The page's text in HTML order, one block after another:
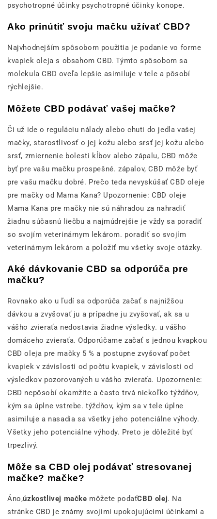
psychotropné účinky psychotropné účinky konope.
Ako prinútiť svoju mačku užívať CBD?
Najvhodnejším spôsobom použitia je podanie vo forme
kvapiek oleja s obsahom CBD. Týmto spôsobom sa
molekula CBD oveľa lepšie asimiluje v tele a pôsobí
rýchlejšie.
Môžete CBD podávať vašej mačke?
Či už ide o reguláciu nálady alebo chuti do jedla vašej
mačky, starostlivosť o jej kožu alebo srsť jej kožu alebo
srsť, zmiernenie bolesti kĺbov alebo zápalu, CBD môže
byť pre vašu mačku prospešné. zápalov, CBD môže byť
pre vašu mačku dobré. Prečo teda nevyskúšať CBD oleje
pre mačky od Mama Kana? Upozornenie: CBD oleje
Mama Kana pre mačky nie sú náhradou za nahradiť
žiadnu súčasnú liečbu a najmúdrejšie je vždy sa poradiť
so svojím veterinárnym lekárom. poradiť so svojím
veterinárnym lekárom a položiť mu všetky svoje otázky.
Aké dávkovanie CBD sa odporúča pre
mačku?
Rovnako ako u ľudí sa odporúča začať s najnižšou
dávkou a zvyšovať ju a prípadne ju zvyšovať, ak sa u
vášho zvieraťa nedostavia žiadne výsledky. u vášho
domáceho zvieraťa. Odporúčame začať s jednou kvapkou
CBD oleja pre mačky 5 % a postupne zvyšovať počet
kvapiek v závislosti od počtu kvapiek, v závislosti od
výsledkov pozorovaných u vášho zvieraťa. Upozornenie:
CBD nepôsobí okamžite a často trvá niekoľko týždňov,
kým sa úplne vstrebe. týždňov, kým sa v tele úplne
asimiluje a nasadia sa všetky jeho potenciálne výhody.
Všetky jeho potenciálne výhody. Preto je dôležité byť
trpezlivý.
Môže sa CBD olej podávať stresovanej
mačke? mačke?
Áno,úzkostlivej mačke môžete podaťCBD olej. Na
stránke CBD je známy svojimi upokojujúcimi účinkami a